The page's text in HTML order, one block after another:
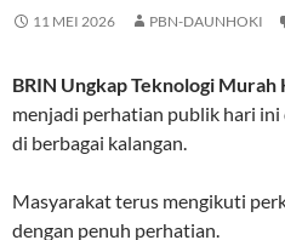
11 MEI 2026 PBN-DAUNHOKI
BRIN Ungkap Teknologi Murah
menjadi perhatian publik hari ini
di berbagai kalangan.
Masyarakat terus mengikuti
dengan penuh perhatian.